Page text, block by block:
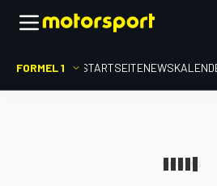
FORMEL 1 STARTSEITENEWS